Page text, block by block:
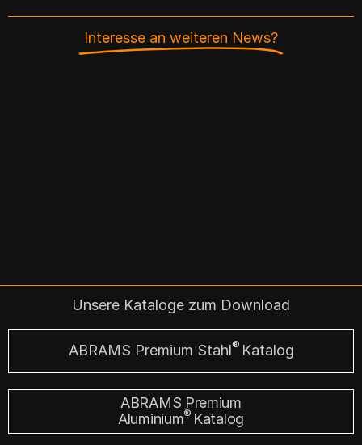
Interesse an weiteren News?
Unsere Kataloge zum Download
ABRAMS Premium Stahl® Katalog
ABRAMS Premium
Aluminium® Katalog